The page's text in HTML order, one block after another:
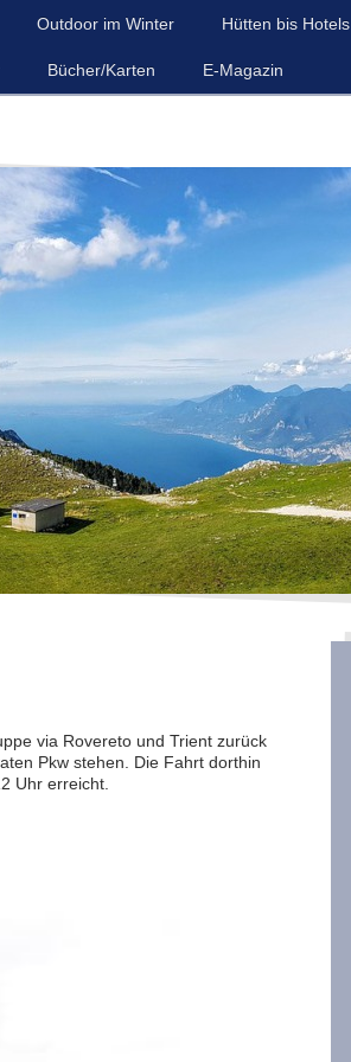
Outdoor im Winter Hütten bis Hotels
Bücher/Karten E-Magazin
via Rovereto und Trient zurück
Pkw stehen. Die Fahrt dorthin
Uhr erreicht.